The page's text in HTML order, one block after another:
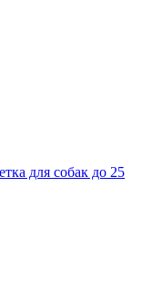
для собак до 25